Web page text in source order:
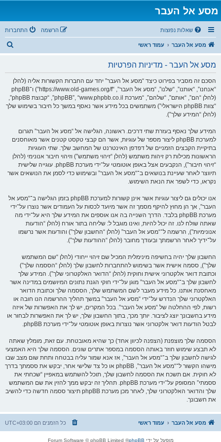
מסע אל העבר
שאלות נפוצות התחברות הרשמה
מסע אל העבר עמוד ראשי
מסע אל העבר - מדיניות הפרטיות
הסכם זה מסביר בפירוט כיצד “מסע אל העבר” יחד עם החברות הקשורות אליה (להלן
“אנחנו”, “אותנו”, “שלנו”, “מסע אל העבר”, “https://www.old-games.org/f”) ו־phpBB
(להלן “הם”, “אותם”, “שלהם”, “מערכת phpBB”, “www.phpbb.co.il”, “קבוצת phpBB”,
“צוות phpBB הישראלי”) משתמשים בכל מידע אשר נאסף במשך כל חיבור בשימוש שלך
(להלן “המידע שלך”).
המידע שלך נאסף בעזרת שתי דרכים. ראשונה, הגלישה אל “מסע אל העבר” תגרום
למערכת phpBB ליצור מספר של עוגיות, אשר הם קבצי טקסט קטנים אשר מאוחסנים
בתיקיית הקבצים הזמניים של דפדפן האינטרנט של המחשב שלך. שתי העוגיות
הראשונות מכילות רק זיהות משתמש (להלן “זיהוי משתמש”) וזיהוי חיבור אנונימי (להלן
“זיהוי חיבור”), הנקבעים אצל באופן אוטומטי על־ידי מערכת phpBB. עוגייה שלישית
תיווצר לאחר שעיינת בנושאים ב־“מסע אל העבר” ובשימוש כדי לסמן את הנושאים אשר
נקראו, כדי לשפר את הנאת השימוש.
אנו יכולים גם ליצור עוגיות אשר אינן קשורות למערכת phpBB בזמן הגלישה ב־“מסע אל
העבר”, אך הן מחוץ להיקף מסמך זה אשר מיועד לכסות על העמודים אשר נוצרו על־ידי
מערכת phpBB בלבד. הדרך השנייה בה אנו אוספים את המידע שלך היא על־ידי מה
שאתה שולח לנו. זה יכול להיות, ואינו מוגבל ל: שליחה בתור אורח (להלן “הודעות
אנונימיות”), הרשמה ל־“מסע אל העבר” (להלן “החשבון שלך”) והודעות אשר נרשמו
על־ידיך לאחר הרשמתך ובעודך מחובר (להלן “ההודעות שלך”).
החשבון שלך יהיה בחשיפה מינימלית המכיל שם זיהוי ייחודי (להלן “שם המשתמש
שלך”), ססמה אישית אשר בשימוש להתחברות לחשבון שלך (להלן “הססמה שלך”)
וכתובת דואר אלקטרוני אישית וחוקית (להלן “הדואר האלקטרוני שלך”). המידע שלך
לחשבון שלך ב־“מסע אל העבר” מוגן על־ידי חוקי הגנת נתונים המיושמים במדינה אשר
מאחסנת אותנו. כל מידע מעבר לשם המשתמש שלך, הססמה שלך וכתובת הדואר
האלקטרוני שלך הנדרש על־ידי “מסע אל העבר” במשך תהליך ההרשמה הנו חובה או
רשות, לפי ההחלטה של “מסע אל העבר”. בכל המקרים, יש לך את האפשרות של איזה
מידע בחשבונך יוצג לציבור. יותך מכך, בתוך החשבון שלך, יש לך את האפשרות לבחור או
לבטל הודעות דואר אלקטרוני אשר נוצרות באופן אוטומטי על־ידי מערכת phpBB.
הססמה שלך מוצפנת (הצפנה לכיוון אחד) כך שהיא מאובטחת. עם זאת, מומלץ שאתה
לא תבצע שימוש חוזר באותה הססמה במספר אתרים שונים. הססמה שלך היא האמצעי
לגישה לחשבון שלך ב־“מסע אל העבר”, אז אנא שמור עליה בבטחה ותחת שום מצב שבו
מישהו הקשור ל־“מסע אל העבר”, phpBB או כל צד שלישי אחר, יבקש את ססמתך בדרך
לא חוקית. אם תשכח את הססמה לחשבון שלך, תוכל להשתמש במאפיין “שכחתי את
ססמתי” המסופק על־ידי מערכת phpBB. תהליך זה יבקש ממך להזין את שם המשתמש
שלך והדואר האלקטרוני שלך, לאחר מכן מערכת phpBB תיצור ססמה חדשה כדי להשיב
את חשבונך.
מסע אל העבר עמוד ראשי כל הזמנים הם UTC+03:00
מופעל על ידי phpBB
® Forum Software © phpBB Limited